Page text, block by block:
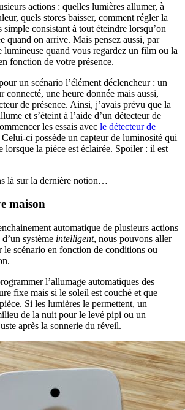
actions : quelles lumières allumer, à
quels stores baisser, comment régler la
consistant à tout éteindre lorsqu’on
quand on arrive. Mais pensez aussi, par
lumineuse quand vous regardez un film ou la
fonction de votre présence.
un scénario l’élément déclencheur : un
connecté, une heure donnée mais aussi,
de présence. Ainsi, j’avais prévu que la
et s’éteint à l’aide d’un détecteur de
les essais avec le détecteur de
Celui-ci possède un capteur de luminosité qui
lorsque la pièce est éclairée. Spoiler : il est
là sur la dernière notion…
maison
automatique de plusieurs actions
système intelligent, nous pouvons aller
le scénario en fonction de conditions ou
l’allumage automatiques des
fixe mais si le soleil est couché et que
Si les lumières le permettent, un
de la nuit pour le levé pipi ou un
après la sonnerie du réveil.